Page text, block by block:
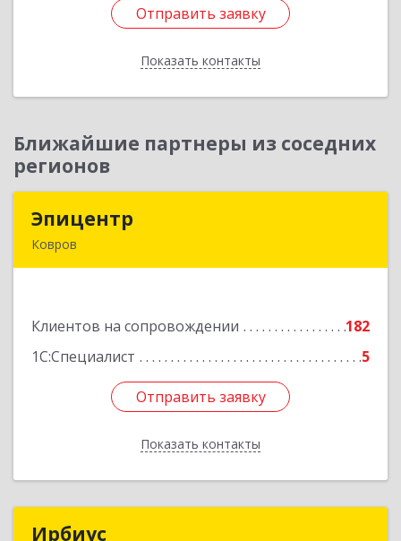
Отправить заявку
Показать контакты
Отправить заявку
Назад
Ближайшие партнеры из соседних
регионов
Эпицентр
Ковров
Клиентов на сопровождении
182
1С:Специалист
5
Отправить заявку
Показать контакты
Подробнее
Отправить заявку
Назад
Ирбиус